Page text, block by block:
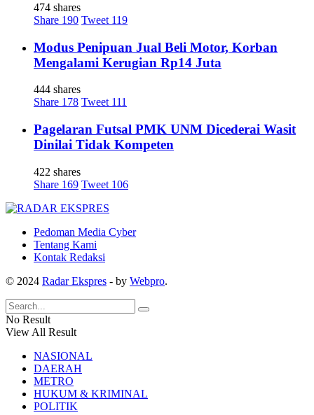
474 shares
Share 190 Tweet 119
Modus Penipuan Jual Beli Motor, Korban
Mengalami Kerugian Rp14 Juta
444 shares
Share 178 Tweet 111
Pagelaran Futsal PMK UNM Dicederai Wasit
Dinilai Tidak Kompeten
422 shares
Share 169 Tweet 106
Pedoman Media Cyber
Tentang Kami
Kontak Redaksi
© 2024 Radar Ekspres - by Webpro.
No Result
View All Result
NASIONAL
DAERAH
METRO
HUKUM & KRIMINAL
POLITIK